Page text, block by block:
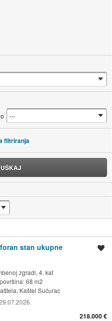
filtriranja
stan ukupne
zgradi, 4. kat
68 m2
Kaštel Sućurac
218.000 €